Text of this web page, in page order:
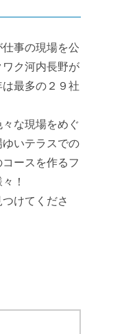
事の現場を公
ク河内長野が
最多の２９社
な現場をめぐ
いテラスでの
ースを作るフ
！
けてくださ